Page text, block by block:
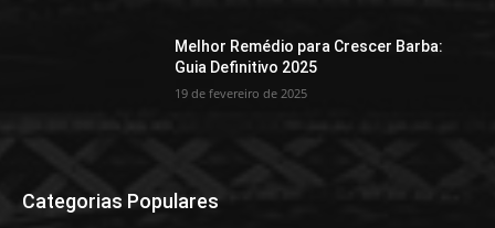
Melhor Remédio para Crescer Barba:
Guia Definitivo 2025
19 de fevereiro de 2025
Categorias Populares